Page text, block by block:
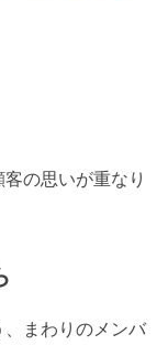
の思いが重なり
まわりのメンバ